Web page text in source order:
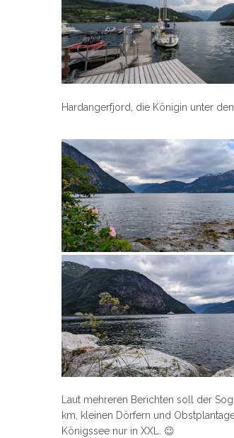
Hardangerfjord, die Königin unter
Laut mehreren Berichten soll der
km, kleinen Dörfern und
Königssee nur in XXL. 😉